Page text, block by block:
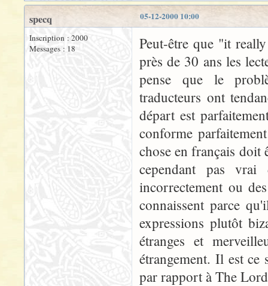
05-12-2000 10:00
specq
Inscription : 2000
Messages : 18
Peut-être que "it
près de 30 ans les
pense que le
traducteurs ont
départ est
conforme
chose en français doit
cependant pas
incorrectement ou
connaissent parce
expressions plutôt
étranges et
étrangement. Il est ce
par rapport à The